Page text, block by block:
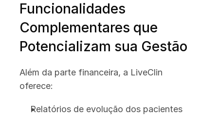
Funcionalidades
Complementares que
Potencializam sua Gestão
Além da parte financeira, a LiveClin
oferece:
Relatórios de evolução dos pacientes